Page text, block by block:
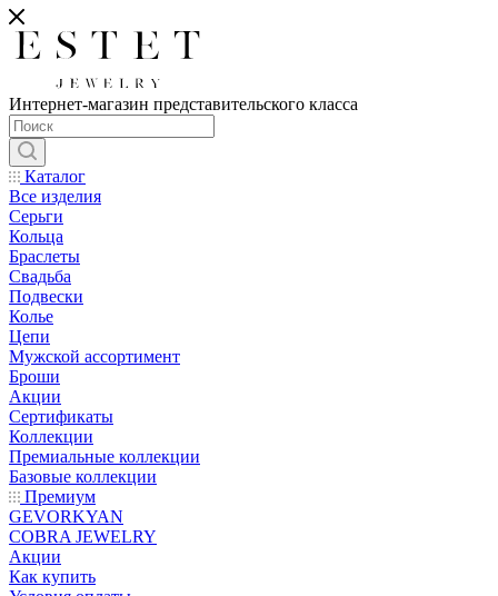
Интернет-магазин представительского класса
Каталог
Все изделия
Серьги
Кольца
Браслеты
Свадьба
Подвески
Колье
Цепи
Мужской ассортимент
Броши
Акции
Сертификаты
Коллекции
Премиальные коллекции
Базовые коллекции
Премиум
GEVORKYAN
COBRA JEWELRY
Акции
Как купить